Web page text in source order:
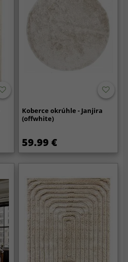
Koberce okrúhle - Janjira
(offwhite)
59.99 €